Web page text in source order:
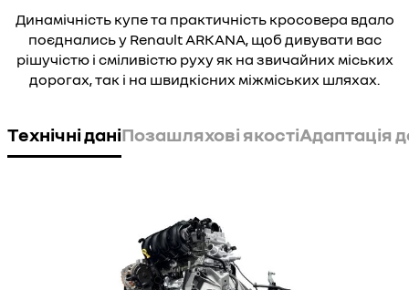
Динамічність купе та практичність кросовера вдало
поєднались у Renault ARKANA, щоб дивувати вас
рішучістю і сміливістю руху як на звичайних міських
дорогах, так і на швидкісних міжміських шляхах.
Технічні даніПозашляхові якостіАдаптація